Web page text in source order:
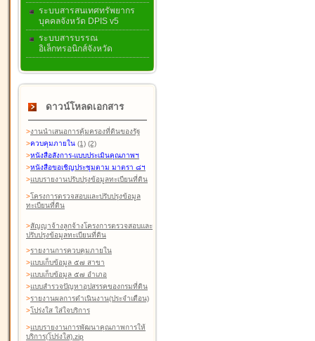
ระบบสารสนเทศทรัพยากร
บุคคลจังหวัด DPIS v5
ระบบสารบรรณ
อิเล็กทรอนิกส์จังหวัด
ดาวน์โหลดเอกสาร
>งานนำเสนอการคุ้มครองที่ดินของรัฐ
>ควบคุมภายใน (1) (2)
>หนังสือสังการ-แบบประเมินคุณภาพฯ
>หนังสือขอเชิญประชุมตาม มาตรา ๘ฯ
>แบบรายงานปรับปรุงข้อมูลทะเบียนที่ดิน
>โครงการตรวจสอบและปรับปรุงข้อมูล
ทะเบียนที่ดิน
>สัญญาจ้างลูกจ้างโครงการตรวจสอบและ
ปรับปรุงข้อมูลทะเบียนที่ดิน
>รายงานการควบคุมภายใน
>แบบเก็บข้อมูล ๕๗ สาขา
>แบบเก็บข้อมูล ๕๗ อำเภอ
>แบบสำรวจปัญหาอุปสรรคของกรมที่ดิน
>รายงานผลการดำเนินงาน(ประจำเดือน)
>โปร่งใส ใส่ใจบริการ
>แบบรายงานการพัฒนาคุณภาพการให้
บริการ(โปร่งใส).zip